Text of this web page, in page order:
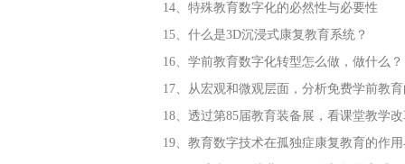
14、特殊教育数字化的必然性与必要性
15、什么是3D沉浸式康复教育系统？
16、学前教育数字化转型怎么做，做什么？
17、从宏观和微观层面，分析免费学前教
18、透过第85届教育装备展，看课堂教学
19、教育数字技术在孤独症康复教育的作